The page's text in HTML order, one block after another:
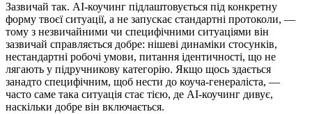
Зазвичай так. AI-коучинг підлаштовується під конкретну
форму твоєї ситуації, а не запускає стандартні протоколи, —
тому з незвичайними чи специфічними ситуаціями він
зазвичай справляється добре: нішеві динаміки стосунків,
нестандартні робочі умови, питання ідентичності, що не
лягають у підручникову категорію. Якщо щось здається
занадто специфічним, щоб нести до коуча-генераліста, —
часто саме така ситуація стає тією, де AI-коучинг дивує,
наскільки добре він включається.